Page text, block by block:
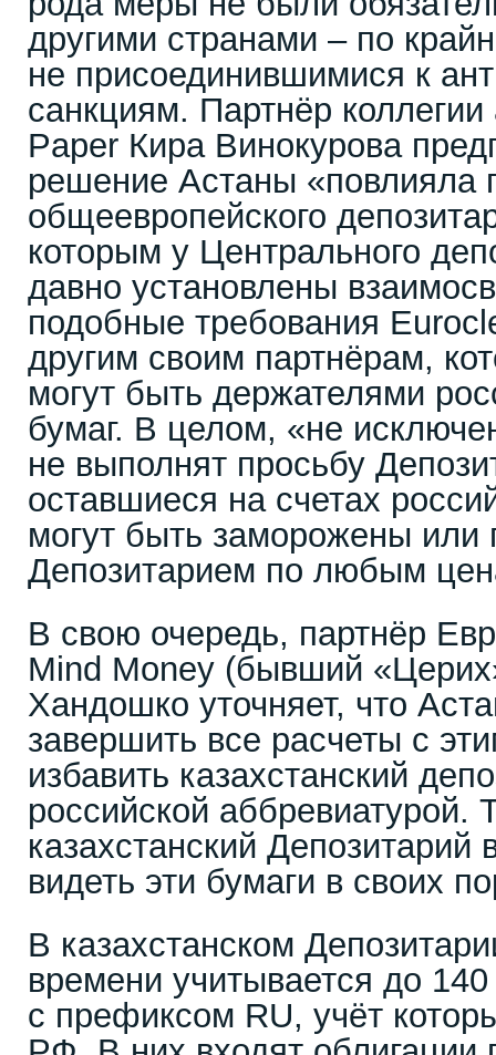
другими странами – по
не присоединившимися к
санкциям. Партнёр
Paper Кира Винокурова
решение Астаны «повлияла
общеевропейского
которым у Центрального
давно установлены
подобные требования
другим своим партнёрам,
могут быть держателями
бумаг. В целом, «не
не выполнят просьбу
оставшиеся на счетах
могут быть заморожены или
Депозитарием по любым
В свою очередь, партнёр
Mind Money (бывший
Хандошко уточняет, что
завершить все расчеты с
избавить казахстанский
российской аббревиатурой.
казахстанский Депозитарий
видеть эти бумаги в своих
В казахстанском
времени учитывается до
с префиксом RU, учёт